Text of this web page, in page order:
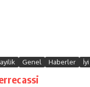
Genel Haberler